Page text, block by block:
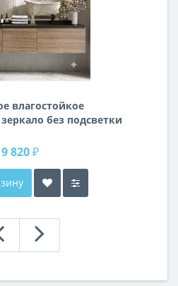
влагостойкое
без подсветки
9 820 ₽